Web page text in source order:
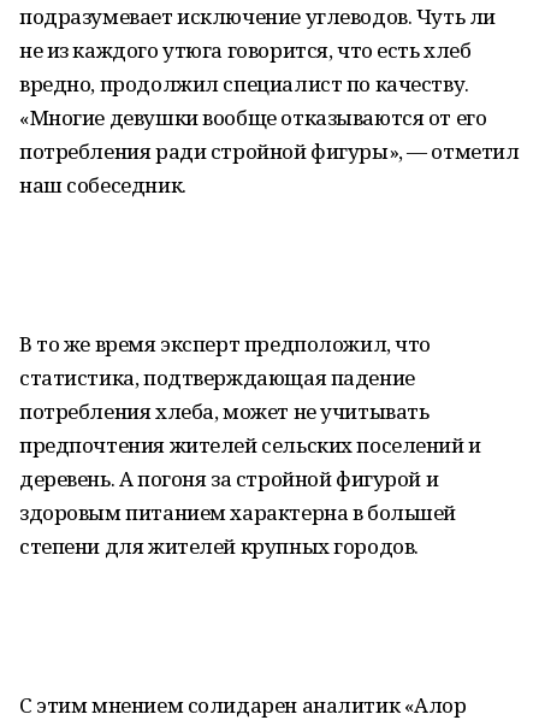
подразумевает исключение углеводов. Чуть ли
не из каждого утюга говорится, что есть хлеб
вредно, продолжил специалист по качеству.
«Многие девушки вообще отказываются от его
потребления ради стройной фигуры», — отметил
наш собеседник.
В то же время эксперт предположил, что
статистика, подтверждающая падение
потребления хлеба, может не учитывать
предпочтения жителей сельских поселений и
деревень. А погоня за стройной фигурой и
здоровым питанием характерна в большей
степени для жителей крупных городов.
С этим мнением солидарен аналитик «Алор